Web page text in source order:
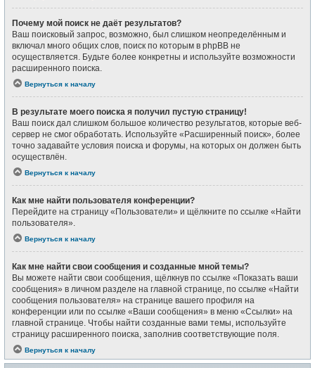
Почему мой поиск не даёт результатов?
Ваш поисковый запрос, возможно, был слишком неопределённым и
включал много общих слов, поиск по которым в phpBB не
осуществляется. Будьте более конкретны и используйте возможности
расширенного поиска.
Вернуться к началу
В результате моего поиска я получил пустую страницу!
Ваш поиск дал слишком большое количество результатов, которые веб-
сервер не смог обработать. Используйте «Расширенный поиск», более
точно задавайте условия поиска и форумы, на которых он должен быть
осуществлён.
Вернуться к началу
Как мне найти пользователя конференции?
Перейдите на страницу «Пользователи» и щёлкните по ссылке «Найти
пользователя».
Вернуться к началу
Как мне найти свои сообщения и созданные мной темы?
Вы можете найти свои сообщения, щёлкнув по ссылке «Показать ваши
сообщения» в личном разделе на главной странице, по ссылке «Найти
сообщения пользователя» на странице вашего профиля на
конференции или по ссылке «Ваши сообщения» в меню «Ссылки» на
главной странице. Чтобы найти созданные вами темы, используйте
страницу расширенного поиска, заполнив соответствующие поля.
Вернуться к началу